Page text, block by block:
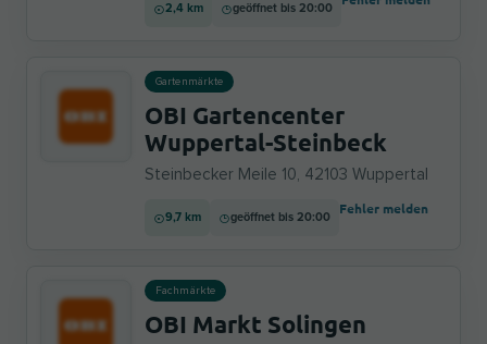
2,4 km geöffnet bis 20:00
Gartenmärkte
OBI Gartencenter
Wuppertal-Steinbeck
Steinbecker Meile 10, 42103 Wuppertal
9,7 km geöffnet bis 20:00
Fehler melden
Fachmärkte
OBI Markt Solingen